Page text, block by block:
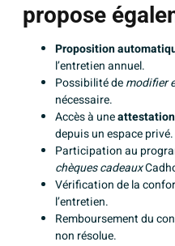
propose
Proposition
l’entretien annuel.
Possibilité demodifier
nécessaire.
Accès à une
depuis un espace privé.
Participation au
chèques cadeaux
Vérification de la
l’entretien.
Remboursement du
non résolue.